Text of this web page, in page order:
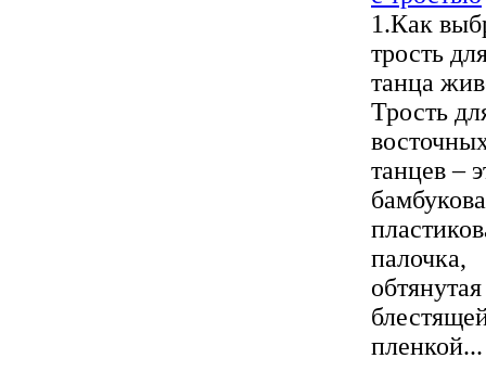
1.Как
трость
танца
Трость
танцев –
палочка,
обтянутая
пленкой...